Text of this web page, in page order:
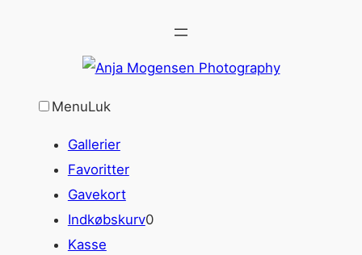
MenuLuk
Gallerier
Favoritter
Gavekort
Indkøbskurv0
Kasse